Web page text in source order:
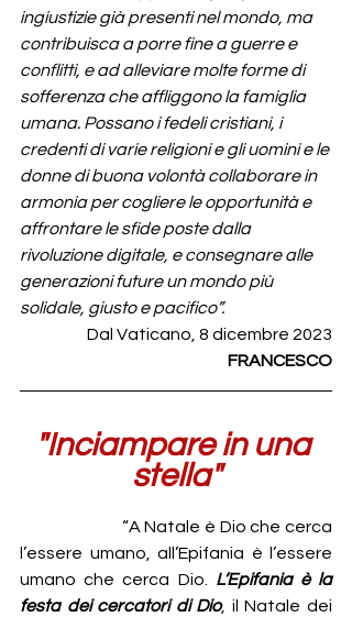
ingiustizie già presenti nel mondo, ma
contribuisca a porre fine a guerre e
conflitti, e ad alleviare molte forme di
sofferenza che affliggono la famiglia
umana. Possano i fedeli cristiani, i
credenti di varie religioni e gli uomini e le
donne di buona volontà collaborare in
armonia per cogliere le opportunità e
affrontare le sfide poste dalla
rivoluzione digitale, e consegnare alle
generazioni future un mondo più
solidale, giusto e pacifico”.
Dal Vaticano, 8 dicembre 2023
FRANCESCO
"Inciampare in una
stella"
                     “A Natale è Dio che cerca
l’essere umano, all’Epifania è l’essere
umano che cerca Dio. L’Epifania è la
festa dei cercatori di Dio, il Natale dei